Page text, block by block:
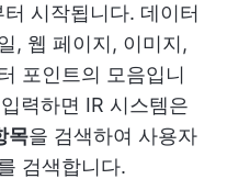
시작됩니다. 데이터
, 웹 페이지, 이미지,
포인트의 모음입니
력하면 IR 시스템은
목을 검색하여 사용자
검색합니다.